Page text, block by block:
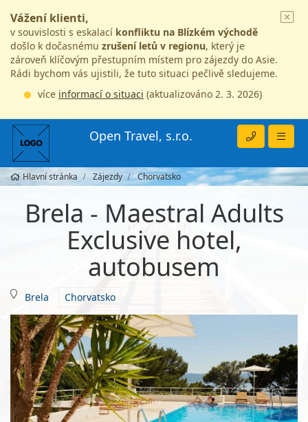
Vážení klienti,
v souvislosti s eskalací konfliktu na Blízkém východě
došlo k dočasnému zrušení letů v regionu, který je
zároveň klíčovým přestupním místem pro zájezdy do Asie.
Rádi bychom vás ujistili, že tuto situaci pečlivě sledujeme.
více informací o situaci (aktualizováno 2. 3. 2026)
Open Travel, s.r.o.
Hlavní stránka Zájezdy Chorvatsko
Brela - Maestral Adults
Exclusive hotel,
autobusem
Brela Chorvatsko